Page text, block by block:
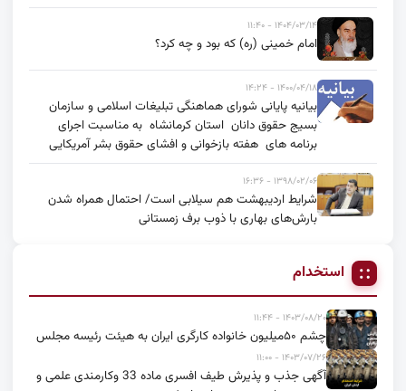
۱۴۰۴/۰۳/۱۴ - ۱۱:۴۰
امام خمینی (ره) که بود و چه کرد؟
۱۴۰۰/۰۴/۱۸ - ۱۴:۲۴
بیانیه پایانی شورای هماهنگی تبلیغات اسلامی و سازمان
بسیج حقوق دانان استان کرمانشاه به مناسبت اجرای
برنامه های هفته بازخوانی و افشای حقوق بشر آمریکایی
۱۳۹۸/۰۲/۰۶ - ۱۶:۳۶
شرایط اردیبهشت هم سیلابی است/ احتمال همراه شدن
بارش‌های بهاری با ذوب برف زمستانی
استخدام
۱۴۰۳/۰۸/۲۰ - ۱۱:۴۴
چشم ۵۰میلیون خانواده کارگری ایران به هیئت رئیسه مجلس
۱۴۰۳/۰۷/۲۶ - ۱۱:۰۰
آگهی جذب و پذیرش طیف افسری ماده 33 وکارمندی علمی و